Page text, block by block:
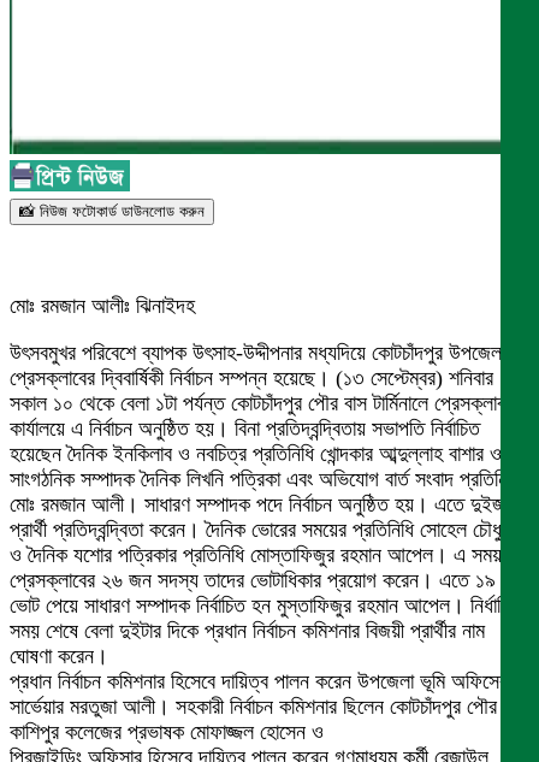
📸 নিউজ ফটোকার্ড ডাউনলোড করুন
মোঃ রমজান আলীঃ ঝিনাইদহ
উৎসবমুখর পরিবেশে ব্যাপক উৎসাহ-উদ্দীপনার মধ্যদিয়ে কোটচাঁদপুর উপজেলা
প্রেসক্লাবের দ্বিবার্ষিকী নির্বাচন সম্পন্ন হয়েছে। (১৩ সেপ্টেম্বর) শনিবার
সকাল ১০ থেকে বেলা ১টা পর্যন্ত কোটচাঁদপুর পৌর বাস টার্মিনালে প্রেসক্লাব
কার্যালয়ে এ নির্বাচন অনুষ্ঠিত হয়। বিনা প্রতিদ্বন্দ্বিতায় সভাপতি নির্বাচিত
হয়েছেন দৈনিক ইনকিলাব ও নবচিত্র প্রতিনিধি খোন্দকার আব্দুল্লাহ বাশার ও
সাংগঠনিক সম্পাদক দৈনিক লিখনি পত্রিকা এবং অভিযোগ বার্ত সংবাদ প্রতিনিধি
মোঃ রমজান আলী। সাধারণ সম্পাদক পদে নির্বাচন অনুষ্ঠিত হয়। এতে দুইজন
প্রার্থী প্রতিদ্বন্দ্বিতা করেন। দৈনিক ভোরের সময়ের প্রতিনিধি সোহেল চৌধুরী
ও দৈনিক যশোর পত্রিকার প্রতিনিধি মোস্তাফিজুর রহমান আপেল। এ সময়
প্রেসক্লাবের ২৬ জন সদস্য তাদের ভোটাধিকার প্রয়োগ করেন। এতে ১৯
ভোট পেয়ে সাধারণ সম্পাদক নির্বাচিত হন মুস্তাফিজুর রহমান আপেল। নির্ধারিত
সময় শেষে বেলা দুইটার দিকে প্রধান নির্বাচন কমিশনার বিজয়ী প্রার্থীর নাম
ঘোষণা করেন।
প্রধান নির্বাচন কমিশনার হিসেবে দায়িত্ব পালন করেন উপজেলা ভূমি অফিসের
সার্ভেয়ার মরতুজা আলী। সহকারী নির্বাচন কমিশনার ছিলেন কোটচাঁদপুর পৌর
কাশিপুর কলেজের প্রভাষক মোফাজ্জল হোসেন ও
প্রিজাইডিং অফিসার হিসেবে দায়িত্ব পালন করেন গণমাধ্যম কর্মী রেজাউল